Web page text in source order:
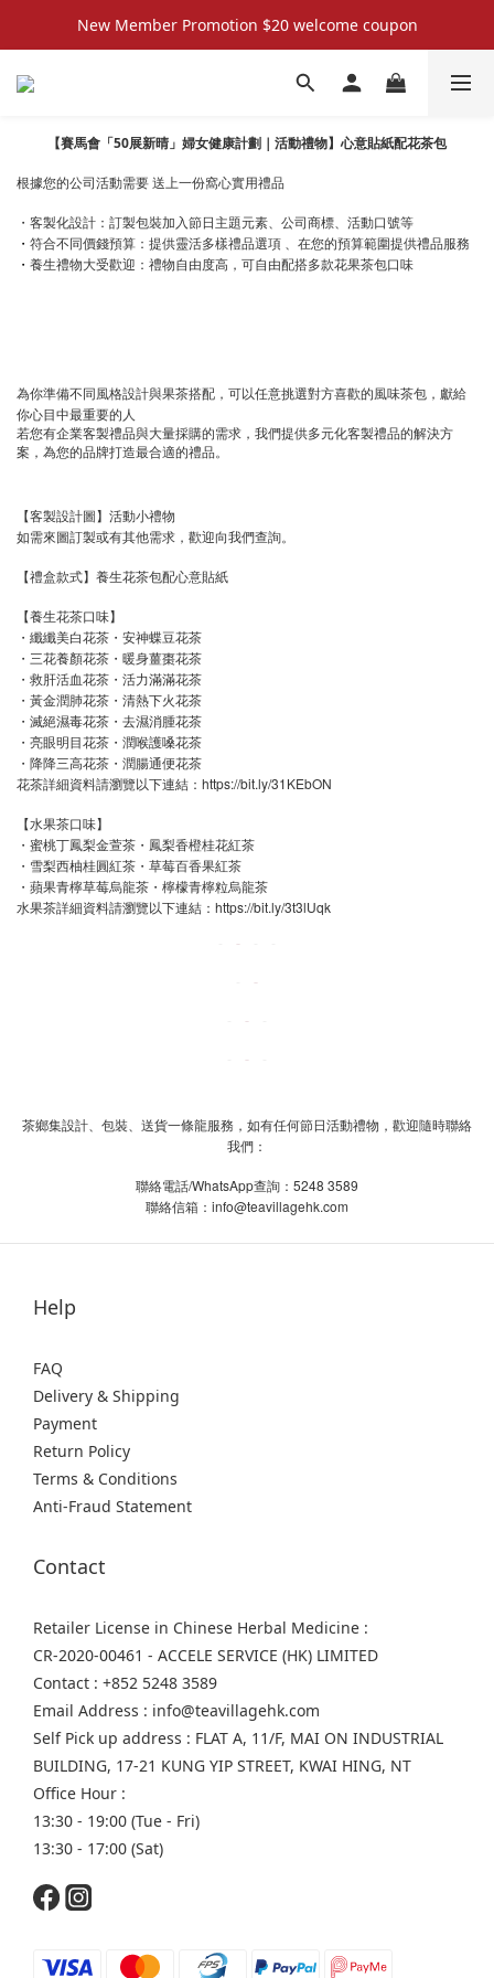
New Member Promotion $20 welcome coupon
New Member Promotion $20 welcome coupon
散水回禮禮物 滿件再折優惠🎉
New Member Promotion $20 welcome coupon
【賽馬會「50展新晴」婦女健康計劃｜活動禮物】心意貼紙配花茶包
根據您的公司活動需要 送上一份窩心實用禮品
・客製化設計：訂製包裝加入節日主題元素、公司商標、活動口號等
・ 符合不同價錢預算：提供靈活多樣禮品選項 、在您的預算範圍提供禮品服務
・ 養生禮物大受歡迎：禮物自由度高，可自由配搭多款花果茶包口味
為你準備不同風格設計與果茶搭配，可以任意挑選對方喜歡的風味茶包，獻給
你心目中最重要的人
若您有企業客製禮品與大量採購的需求，我們提供多元化客製禮品的解決方
案，為您的品牌打造最合適的禮品。
【客製設計圖】活動小禮物
如需來圖訂製或有其他需求，歡迎向我們查詢。
【禮盒款式】養生花茶包配心意貼紙
【養生花茶口味】
・纖纖美白花茶・安神蝶豆花茶
・三花養顏花茶・暖身薑棗花茶
・救肝活血花茶・活力滿滿花茶
・黃金潤肺花茶・清熱下火花茶
・滅絕濕毒花茶・去濕消腫花茶
・亮眼明目花茶・潤喉護嗓花茶
・降降三高花茶・潤腸通便花茶
花茶詳細資料請瀏覽以下連結：https://bit.ly/31KEbON
【水果茶口味】
・蜜桃丁鳳梨金萱茶・鳳梨香橙桂花紅茶
・雪梨西柚桂圓紅茶・草莓百香果紅茶
・蘋果青檸草莓烏龍茶・檸檬青檸粒烏龍茶
水果茶詳細資料請瀏覽以下連結： https://bit.ly/3t3lUqk
茶鄉集設計、包裝、送貨一條龍服務，如有任何節日活動禮物，歡迎隨時聯絡
我們：
聯絡電話/WhatsApp查詢： 5248 3589
聯絡信箱： info@teavillagehk.com
Help
FAQ
Delivery & Shipping
Payment
Return Policy
Terms & Conditions
Anti-Fraud Statement
Contact
Retailer License in Chinese Herbal Medicine :
CR-2020-00461 - ACCELE SERVICE (HK) LIMITED
Contact : +852 5248 3589
Email Address : info@teavillagehk.com
Self Pick up address : FLAT A, 11/F, MAI ON INDUSTRIAL
BUILDING, 17-21 KUNG YIP STREET, KWAI HING, NT
Office Hour :
13:30 - 19:00 (Tue - Fri)
13:30 - 17:00 (Sat)